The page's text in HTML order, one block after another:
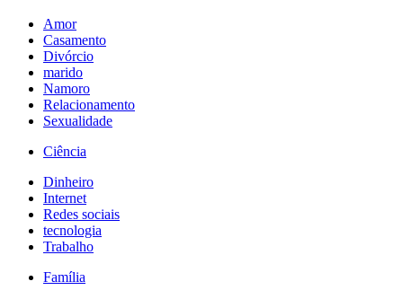
Amor
Casamento
Divórcio
marido
Namoro
Relacionamento
Sexualidade
Ciência
Dinheiro
Internet
Redes sociais
tecnologia
Trabalho
Família